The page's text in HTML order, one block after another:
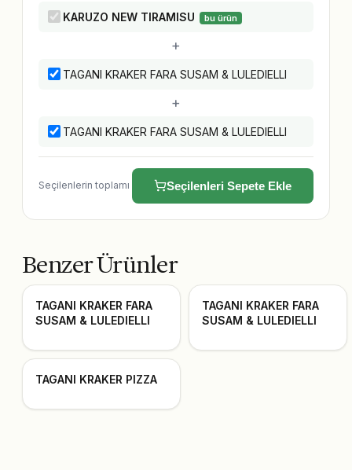
KARUZO NEW TIRAMISU bu ürün
+
TAGANI KRAKER FARA SUSAM & LULEDIELLI
+
TAGANI KRAKER FARA SUSAM & LULEDIELLI
Seçilenlerin toplamı Seçilenleri Sepete Ekle
Benzer Ürünler
TAGANI KRAKER FARA
SUSAM & LULEDIELLI
TAGANI KRAKER FARA
SUSAM & LULEDIELLI
TAGANI KRAKER PIZZA